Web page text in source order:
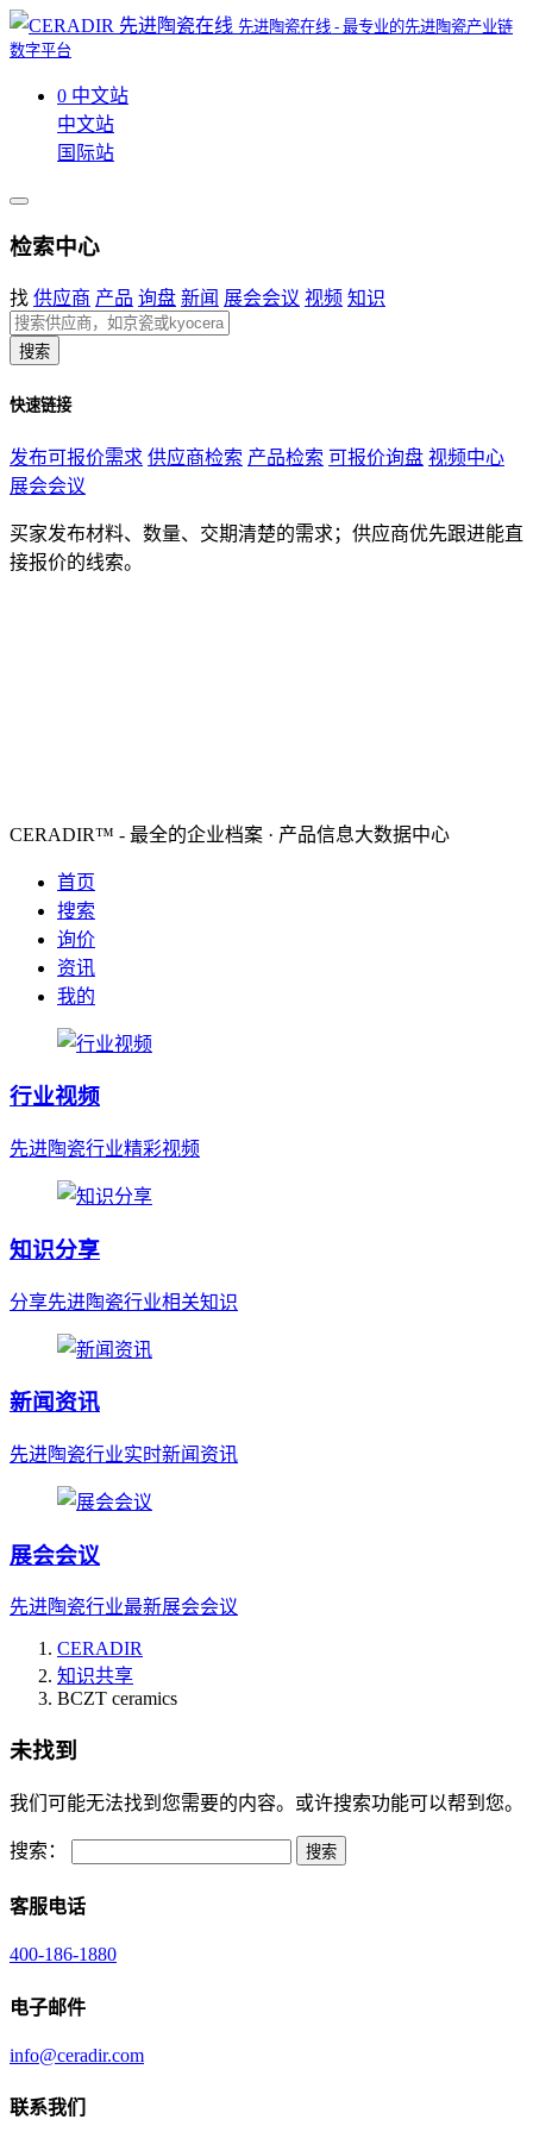
先进陶瓷在线 - 最专业的先进陶瓷产业链
数字平台
0 中文站
中文站
国际站
检索中心
找 供应商 产品 询盘 新闻 展会会议 视频 知识
搜索
快速链接
发布可报价需求 供应商检索 产品检索 可报价询盘 视频中心
展会会议
买家发布材料、数量、交期清楚的需求；供应商优先跟进能直
接报价的线索。
CERADIR™ - 最全的企业档案 · 产品信息大数据中心
首页
搜索
询价
资讯
我的
行业视频
先进陶瓷行业精彩视频
知识分享
分享先进陶瓷行业相关知识
新闻资讯
先进陶瓷行业实时新闻资讯
展会会议
先进陶瓷行业最新展会会议
CERADIR
知识共享
BCZT ceramics
未找到
我们可能无法找到您需要的内容。或许搜索功能可以帮到您。
搜索：
客服电话
400-186-1880
电子邮件
info@ceradir.com
联系我们